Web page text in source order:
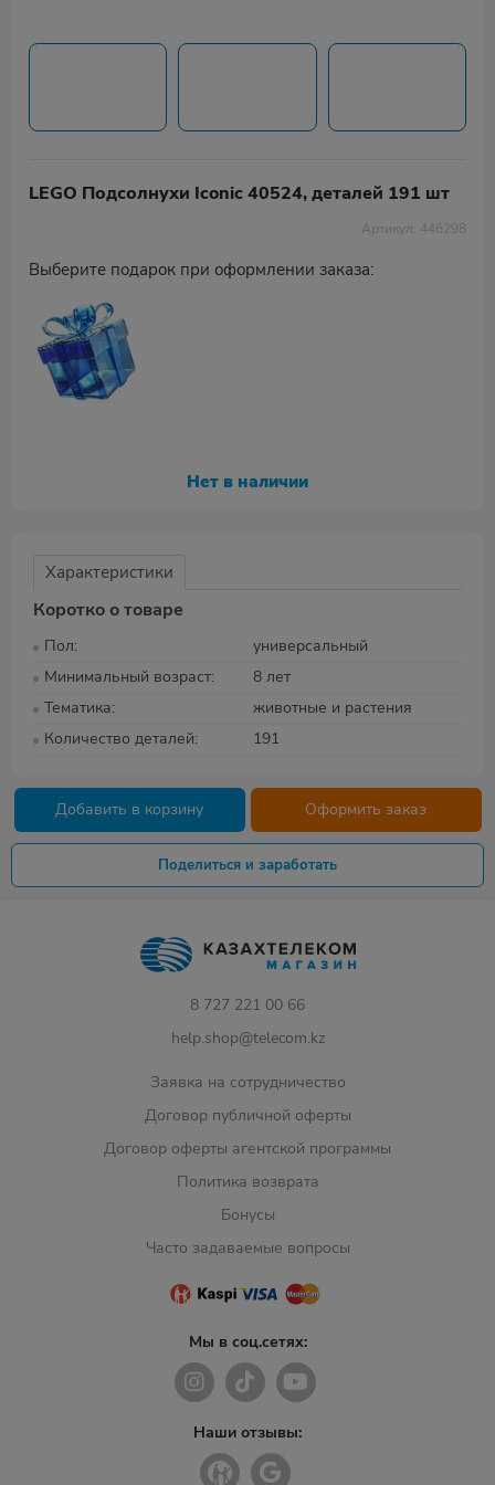
LEGO Подсолнухи Iconic 40524, деталей 191 шт
Артикул: 446298
Выберите подарок при оформлении заказа:
Нет в наличии
Характеристики
Коротко о товаре
Пол
универсальный
Минимальный возраст
8 лет
Тематика
животные и растения
Количество деталей
191
Добавить в корзину Оформить заказ
Поделиться и заработать
8 727 221 00 66
help.shop@telecom.kz
Заявка на сотрудничество
Договор публичной оферты
Договор оферты агентской программы
Политика возврата
Бонусы
Часто задаваемые вопросы
Мы в соц.сетях:
Наши отзывы: